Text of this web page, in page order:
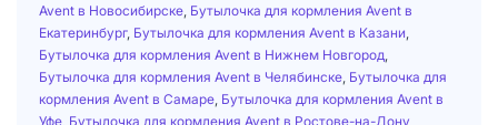
Avent в Новосибирске Бутылочка для кормления Avent в
Екатеринбург, Бутылочка для кормления Avent в Казани
Бутылочка для кормления Avent в Нижнем Новгород
Бутылочка для кормления Avent в Челябинске Бутылочка для
кормления Avent в Самаре Бутылочка для кормления Avent в
Уфе Бутылочка для кормления Avent в Ростове-на-Дону